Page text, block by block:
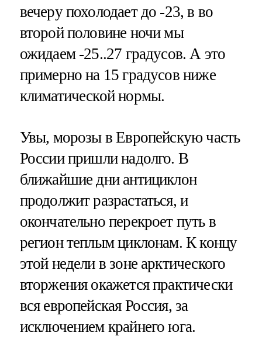
вечеру похолодает до -23, в во
второй половине ночи мы
ожидаем -25..27 градусов. А это
примерно на 15 градусов ниже
климатической нормы.
Увы, морозы в Европейскую часть
России пришли надолго. В
ближайшие дни антициклон
продолжит разрастаться, и
окончательно перекроет путь в
регион теплым циклонам. К концу
этой недели в зоне арктического
вторжения окажется практически
вся европейская Россия, за
исключением крайнего юга.